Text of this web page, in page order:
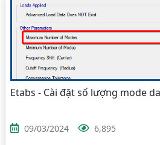
Etabs - Cài đặt số lượng mode
09/03/2024 6,895